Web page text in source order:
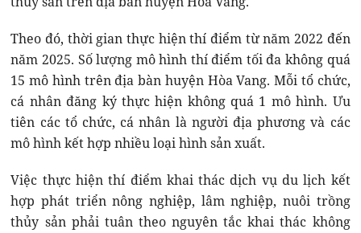
Theo đó, thời gian thực hiện thí điểm từ năm 2022 đến
năm 2025. Số lượng mô hình thí điểm tối đa không quá
15 mô hình trên địa bàn huyện Hòa Vang. Mỗi tổ chức,
cá nhân đăng ký thực hiện không quá 1 mô hình. Ưu
tiên các tổ chức, cá nhân là người địa phương và các
mô hình kết hợp nhiều loại hình sản xuất.
Việc thực hiện thí điểm khai thác dịch vụ du lịch kết
hợp phát triển nông nghiệp, lâm nghiệp, nuôi trồng
thủy sản phải tuân theo nguyên tắc khai thác không